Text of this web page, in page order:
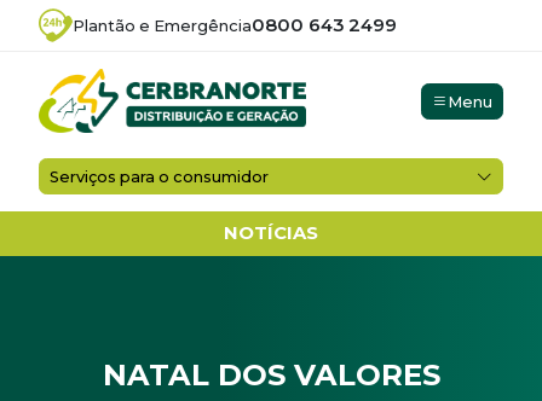
Plantão e Emergência0800 643 2499
Menu
Serviços para o consumidor
NOTÍCIAS
NATAL DOS VALORES